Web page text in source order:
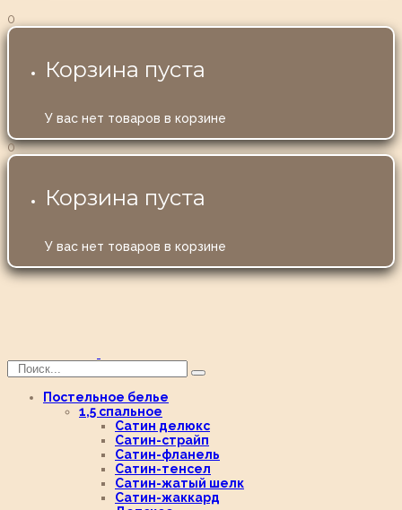
0
Корзина пуста
У вас нет товаров в корзине
0
Корзина пуста
У вас нет товаров в корзине
Постельное белье
1,5 спальное
Сатин делюкс
Сатин-страйп
Сатин-фланель
Сатин-тенсел
Сатин-жатый шелк
Сатин-жаккард